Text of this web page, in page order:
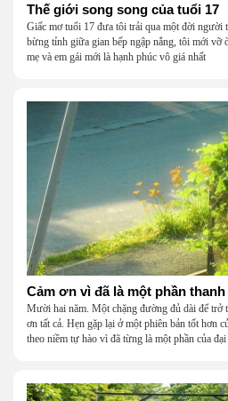
Thế giới song song của tuổi 17
Giấc mơ tuổi 17 đưa tôi trải qua một đời người
bừng tỉnh giữa gian bếp ngập nắng, tôi mới vỡ
mẹ và em gái mới là hạnh phúc vô giá nhất
Cảm ơn vì đã là một phần
Mười hai năm. Một chặng đường đủ dài để trở
ơn tất cả. Hẹn gặp lại ở một phiên bản tốt hơn
theo niềm tự hào vì đã từng là một phần của